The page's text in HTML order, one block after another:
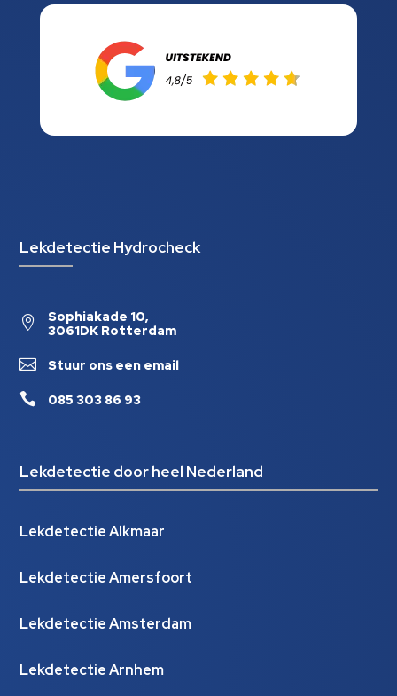
Lekdetectie Hydrocheck

Sophiakade 10,
3061DK Rotterdam
 Stuur ons een email
 085 303 86 93
Lekdetectie door heel Nederland
Lekdetectie Alkmaar
Lekdetectie Amersfoort
Lekdetectie Amsterdam
Lekdetectie Arnhem